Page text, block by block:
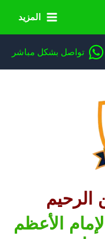
المزيد
تواصل بشكل مباشر
الرحيم
الأعظم